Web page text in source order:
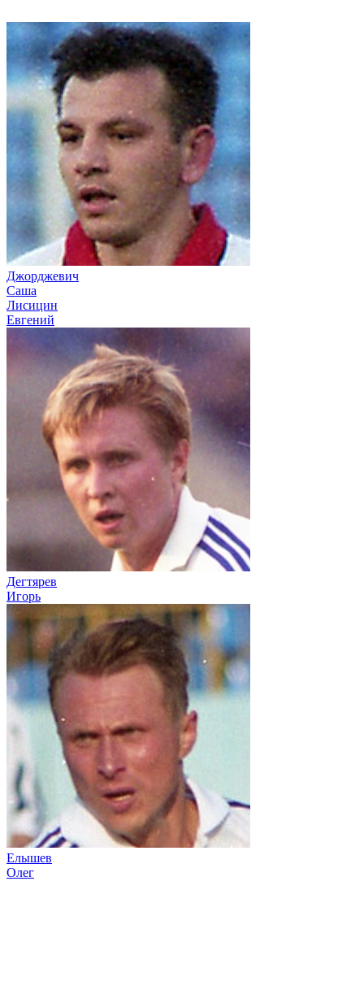
Джорджевич
Саша
Лисицин
Евгений
Дегтярев
Игорь
Елышев
Олег